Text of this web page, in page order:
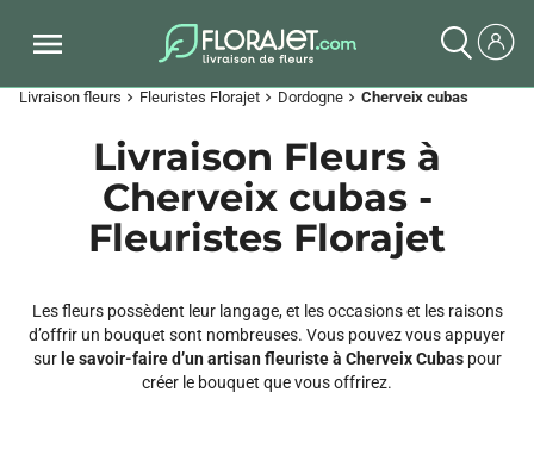
Livraison fleurs chevron_right Fleuristes Florajet chevron_right Dordogne chevron_right Cherveix cubas
Livraison Fleurs à
Cherveix cubas -
Fleuristes Florajet
Les fleurs possèdent leur langage, et les occasions et les raisons
d’offrir un bouquet sont nombreuses. Vous pouvez vous appuyer
sur le savoir-faire d’un artisan fleuriste à Cherveix Cubaspour
créer le bouquet que vous offrirez.